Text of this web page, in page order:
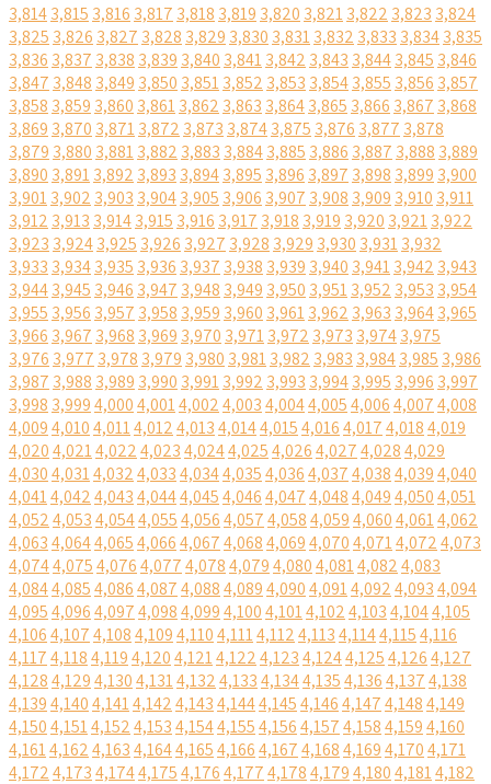
3,8143,815 3,816 3,817 3,818 3,819 3,820 3,8213,822 3,823 3,824
3,825 3,826 3,827 3,828 3,829 3,830 3,8313,832 3,833 3,8343,835
3,836 3,837 3,838 3,839 3,840 3,8413,842 3,843 3,8443,845 3,846
3,847 3,848 3,849 3,850 3,8513,852 3,853 3,8543,855 3,856 3,857
3,858 3,859 3,860 3,8613,862 3,863 3,8643,865 3,866 3,867 3,868
3,869 3,870 3,8713,872 3,873 3,8743,875 3,876 3,877 3,878
3,879 3,880 3,8813,882 3,883 3,8843,885 3,886 3,887 3,888 3,889
3,890 3,8913,892 3,893 3,8943,895 3,896 3,897 3,898 3,899 3,900
3,9013,902 3,903 3,9043,905 3,906 3,907 3,908 3,909 3,910 3,911
3,912 3,913 3,9143,915 3,916 3,917 3,918 3,919 3,920 3,9213,922
3,923 3,9243,925 3,926 3,927 3,928 3,929 3,930 3,9313,932
3,933 3,9343,935 3,936 3,937 3,938 3,939 3,940 3,9413,942 3,943
3,9443,945 3,946 3,947 3,948 3,949 3,950 3,9513,952 3,953 3,954
3,955 3,956 3,957 3,958 3,959 3,960 3,9613,962 3,963 3,9643,965
3,966 3,967 3,968 3,969 3,970 3,9713,972 3,973 3,9743,975
3,976 3,977 3,978 3,979 3,980 3,9813,982 3,983 3,9843,985 3,986
3,987 3,988 3,989 3,990 3,9913,992 3,993 3,9943,995 3,996 3,997
3,998 3,9994,0004,0014,0024,0034,0044,0054,0064,0074,008
4,0094,0104,0114,0124,0134,0144,0154,0164,0174,0184,019
4,0204,0214,0224,0234,0244,0254,0264,0274,0284,029
4,0304,0314,0324,0334,0344,0354,0364,0374,0384,0394,040
4,0414,0424,0434,0444,0454,0464,0474,0484,0494,0504,051
4,0524,0534,0544,0554,0564,0574,0584,0594,0604,0614,062
4,0634,0644,0654,0664,0674,0684,0694,0704,0714,0724,073
4,0744,0754,0764,0774,0784,0794,0804,0814,0824,083
4,0844,0854,0864,0874,0884,0894,0904,0914,0924,0934,094
4,0954,0964,0974,0984,0994,1004,1014,1024,1034,1044,105
4,1064,1074,1084,1094,1104,1114,1124,1134,1144,1154,116
4,1174,1184,1194,1204,1214,1224,1234,1244,1254,1264,127
4,1284,1294,1304,1314,1324,1334,1344,1354,1364,1374,138
4,1394,1404,1414,1424,1434,1444,1454,1464,1474,1484,149
4,1504,1514,1524,1534,1544,1554,1564,1574,1584,1594,160
4,1614,1624,1634,1644,1654,1664,1674,1684,1694,1704,171
4,1724,1734,1744,1754,1764,1774,1784,1794,1804,1814,182